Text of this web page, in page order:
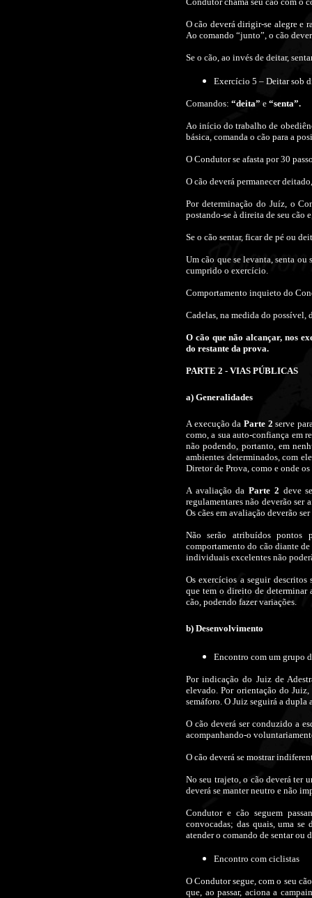
O cão deverá dirigir-se alegre e
Ao comando “junto”, o cão
Se o cão, ao invés de deitar,
Exercício 5 – Deitar sob
Comandos: “deita” e “senta”.
Ao início do trabalho de
básica, comanda o cão para a
O Condutor se afasta por 30
O cão deverá permanecer
Por determinação do Juíz, o
postando-se à direita de seu cão
Se o cão sentar, ficar de pé ou
Um cão que se levanta, senta
cumprido o exercício.
Comportamento inquieto do
Cadelas, na medida do possível,
O cão que não alcançar, nos
do restante da prova.
PARTE 2 - VIAS PÚBLICAS
a) Generalidades
A execução da Parte 2serve
como, a sua auto-confiança em
não podendo, portanto, em
ambientes determinados, com
Diretor de Prova, como e onde
A avaliação daParte 2 deve
regulamentares não deverão ser
Os cães em avaliação deverão
Não serão atribuídos
comportamento do cão diante
individuais excelentes não
Os exercícios a seguir descritos
que tem o direito de determinar
cão, podendo fazer variações.
b) Desenvolvimento
Encontro com um grupo
Por indicação do Juiz de
elevado. Por orientação do
semáforo. O Juiz seguirá a dupla
O cão deverá ser conduzido a
acompanhando-o
O cão deverá se mostrar
No seu trajeto, o cão deverá ter
deverá se manter neutro e não
Condutor e cão seguem
convocadas; das quais, uma
atender o comando de sentar ou
Encontro com ciclistas
O Condutor segue, com o seu
que, ao passar, aciona a